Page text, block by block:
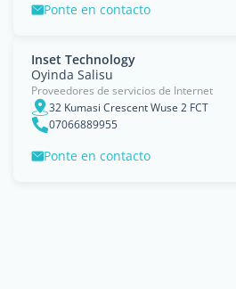
Ponte en contacto
Inset Technology
Oyinda Salisu
Proveedores de servicios de Internet
32 Kumasi Crescent Wuse 2 FCT
07066889955
Ponte en contacto